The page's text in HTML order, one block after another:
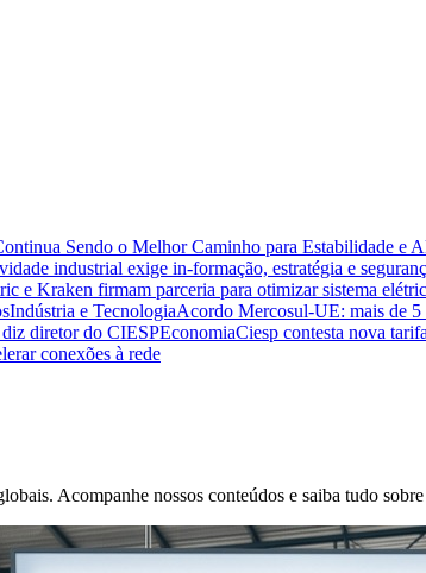
Sendo o Melhor Caminho para Estabilidade e
industrial exige in-formação, estratégia e
e Kraken firmam parceria para otimizar sistema
Indústria e TecnologiaAcordo Mercosul-UE: mais de 5
diretor do CIESPEconomiaCiesp contesta nova
conexões à rede
Acompanhe nossos conteúdos e saiba tudo